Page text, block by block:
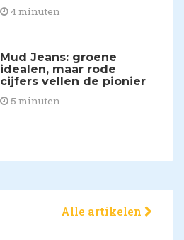
4 minuten
Mud Jeans: groene
idealen, maar rode
cijfers vellen de pionier
5 minuten
Alle artikelen